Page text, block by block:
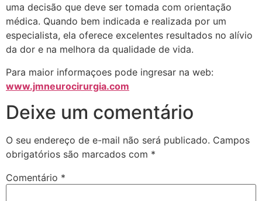
uma decisão que deve ser tomada com orientação
médica. Quando bem indicada e realizada por um
especialista, ela oferece excelentes resultados no alívio
da dor e na melhora da qualidade de vida.
Para maior informaçoes pode ingresar na web:
www.jmneurocirurgia.com
Deixe um comentário
O seu endereço de e-mail não será publicado. Campos
obrigatórios são marcados com *
Comentário *